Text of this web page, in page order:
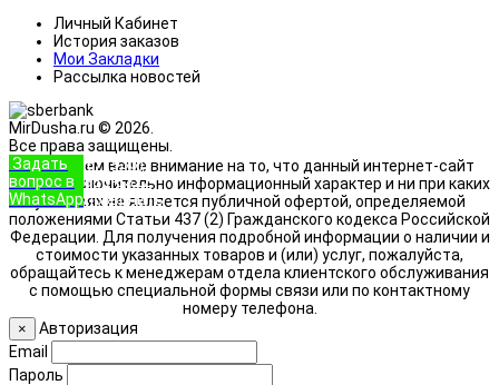
Личный Кабинет
История заказов
Мои Закладки
Рассылка новостей
MirDusha.ru © 2026.
Все права защищены.
Обращаем ваше внимание на то, что данный интернет-сайт
носит исключительно информационный характер и ни при каких
условиях не является публичной офертой, определяемой
положениями Статьи 437 (2) Гражданского кодекса Российской
Федерации. Для получения подробной информации о наличии и
стоимости указанных товаров и (или) услуг, пожалуйста,
обращайтесь к менеджерам отдела клиентского обслуживания
с помощью специальной формы связи или по контактному
номеру телефона.
Задать
вопрос в
WhatsApp
+7 (933)
888-8322
Позвонить
×
Авторизация
Email
Пароль